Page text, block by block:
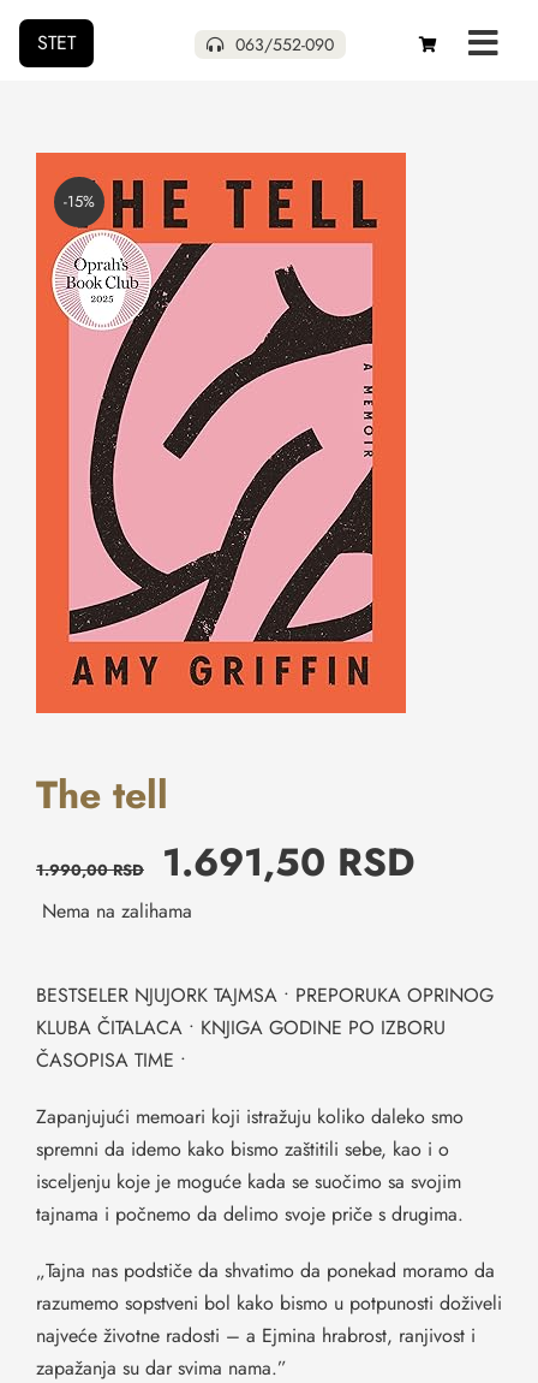
STET
Naša izdanja
Uskoro
Pokloni
O nama
063/552-090
-15%
The tell
1.990,00RSD 1.691,50 RSD
Nema na zalihama
BESTSELER NJUJORK TAJMSA • PREPORUKA OPRINOG
KLUBA ČITALACA • KNJIGA GODINE PO IZBORU
ČASOPISA TIME •
Zapanjujući memoari koji istražuju koliko daleko smo
spremni da idemo kako bismo zaštitili sebe, kao i o
isceljenju koje je moguće kada se suočimo sa svojim
tajnama i počnemo da delimo svoje priče s drugima.
„Tajna nas podstiče da shvatimo da ponekad moramo da
razumemo sopstveni bol kako bismo u potpunosti doživeli
najveće životne radosti – a Ejmina hrabrost, ranjivost i
zapažanja su dar svima nama.”